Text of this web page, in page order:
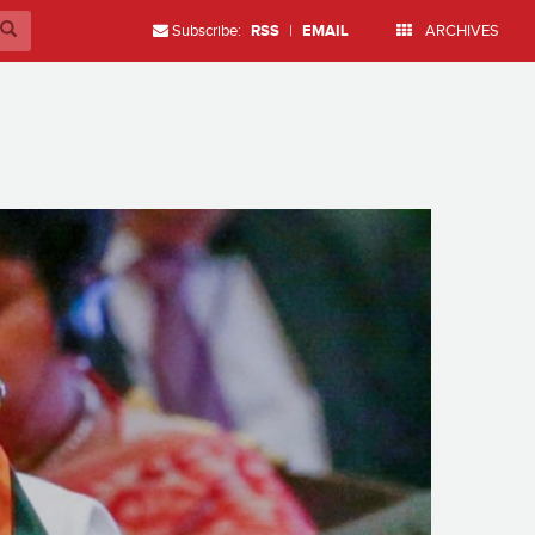
Subscribe: RSS | EMAIL ARCHIVES